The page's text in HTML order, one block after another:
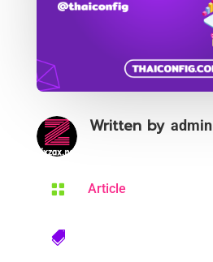
Written by admin
 Article
